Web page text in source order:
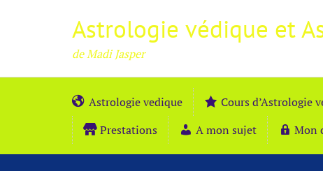
Astrologie védique et
de Madi Jasper
Astrologie vedique Cours d’Astrologie
Prestations
A mon sujet Mon